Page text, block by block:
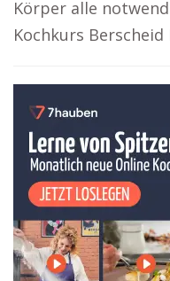
Körper alle
Kochkurs Berscheid